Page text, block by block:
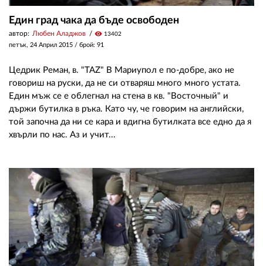
Един град чака да бъде освободен
автор: Любен Аладжов visibility 13402
петък, 24 Април 2015 / брой: 91
Цедрик Реман, в. "TAZ" В Мариупол е по-добре, ако не
говориш на руски, да не си отваряш много много устата.
Един мъж се е облегнал на стена в кв. "Восточный" и
държи бутилка в ръка. Като чу, че говорим на английски,
той започна да ни се кара и вдигна бутилката все едно да я
хвърли по нас. Аз и учит...